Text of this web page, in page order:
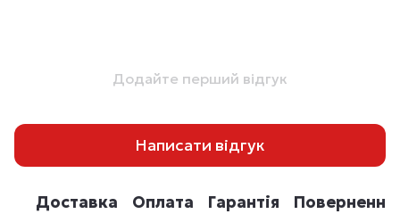
Додайте перший відгук
Написати відгук
Доставка Оплата Гарантія Повернення